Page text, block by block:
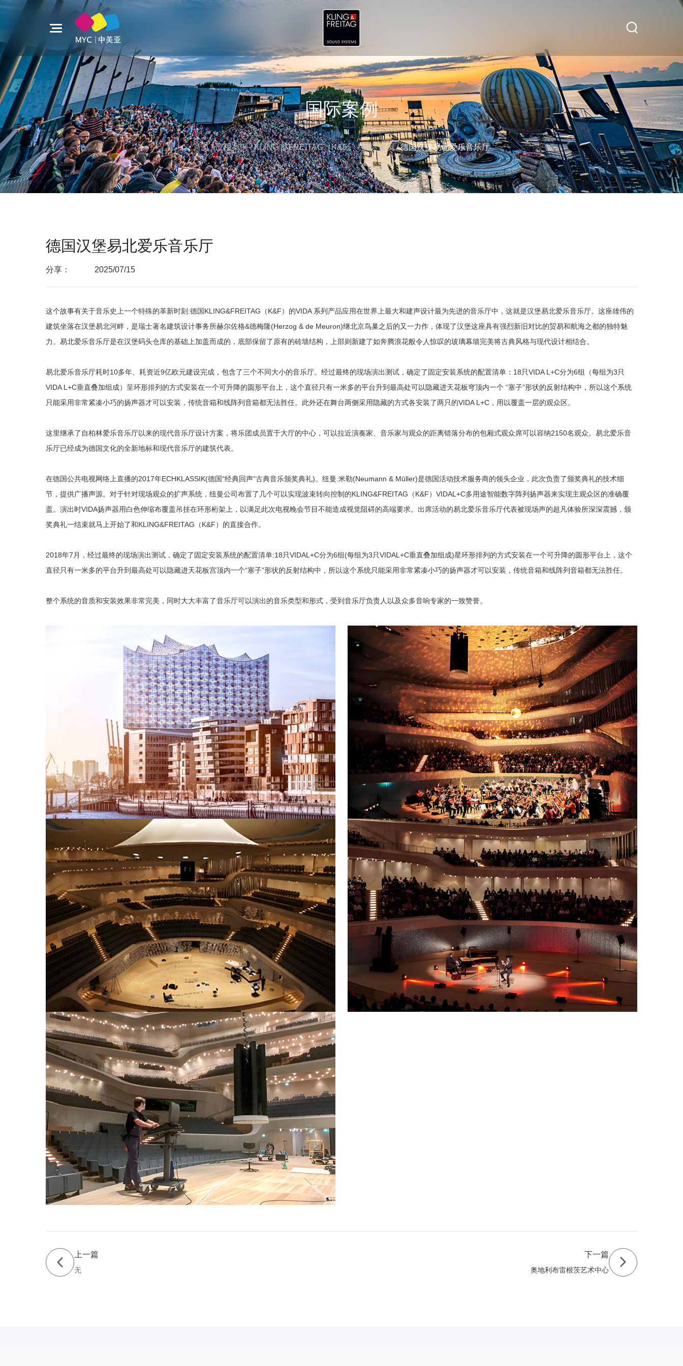
国际案例
首页/应用案例/KLING & FREITAG（K&F）/国际案例/德国汉堡易北爱乐音乐厅
德国汉堡易北爱乐音乐厅
分享： 2025/07/15
这个故事有关于音乐史上一个特殊的革新时刻:德国KLING&FREITAG（K&F） 的VIDA 系列产品应用在世界上最大和建声设计最为先进的音乐厅中，这就是汉堡易北爱乐音乐厅。这座雄伟的
建筑坐落在汉堡易北河畔，是瑞士著名建筑设计事务所赫尔佐格&德梅隆(Herzog & de Meuron)继北京鸟巢之后的又一力作，体现了汉堡这座具有强烈新旧对比的贸易和航海之都的独特魅
力。易北爱乐音乐厅是在汉堡码头仓库的基础上加盖而成的，底部保留了原有的砖墙结构，上部则新建了如奔腾浪花般令人惊叹的玻璃幕墙完美将古典风格与现代设计相结合。
易北爱乐音乐厅耗时10多年、耗资近9亿欧元建设完成，包含了三个不同大小的音乐厅。经过最终的现场演出测试，确定了固定安装系统的配置清单：18只VIDA L+C分为6组（每组为3只
VIDA L+C垂直叠加组成）呈环形排列的方式安装在一个可升降的圆形平台上，这个直径只有一米多的平台升到最高处可以隐藏进天花板穹顶内一个 “塞子”形状的反射结构中，所以这个系统
只能采用非常紧凑小巧的扬声器才可以安装，传统音箱和线阵列音箱都无法胜任。此外还在舞台两侧采用隐藏的方式各安装了两只的VIDA L+C，用以覆盖一层的观众区。
这里继承了自柏林爱乐音乐厅以来的现代音乐厅设计方案，将乐团成员置于大厅的中心，可以拉近演奏家、音乐家与观众的距离错落分布的包厢式观众席可以容纳2150名观众。易北爱乐音
乐厅已经成为德国文化的全新地标和现代音乐厅的建筑代表。
在德国公共电视网络上直播的2017年ECHKLASSIK(德国“经典回声“古典音乐颁奖典礼)。纽曼.米勒(Neumann & Mūller)是德国活动技术服务商的领头企业，此次负责了颁奖典礼的技术细
节，提供广播声源。对于针对现场观众的扩声系统，纽曼公司布置了几个可以实现波束转向控制的KLING&FREITAG（K&F） VIDAL+C多用途智能数字阵列扬声器来实现主观众区的准确覆
盖。演出时VIDA扬声器用白色伸缩布覆盖吊挂在环形桁架上，以满足此次电视晚会节目不能造成视觉阻碍的高端要求。出席活动的易北爱乐音乐厅代表被现场声的超凡体验所深深震撼，颁
奖典礼一结束就马上开始了和KLING&FREITAG（K&F） 的直接合作。
2018年7月，经过最终的现场演出测试，确定了固定安装系统的配置清单:18只VIDAL+C分为6组(每组为3只VIDAL+C垂直叠加组成)星环形排列的方式安装在一个可升降的圆形平台上，这个
直径只有一米多的平台升到最高处可以隐藏进天花板宫顶内一个“塞子”形状的反射结构中，所以这个系统只能采用非常紧凑小巧的扬声器才可以安装，传统音箱和线阵列音箱都无法胜任。
整个系统的音质和安装效果非常完美，同时大大丰富了音乐厅可以演出的音乐类型和形式，受到音乐厅负责人以及众多音响专家的一致赞誉。
上一篇
无
下一篇
奥地利布雷根茨艺术中心